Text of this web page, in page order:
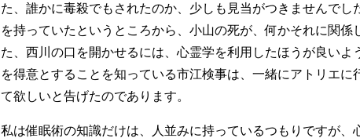
た、誰かに毒殺でもされたのか、少しも見当がつきませんでし
を持っていたというところから、小山の死が、何かそれに関係
た、西川の口を開かせるには、心霊学を利用したほうが良いよ
を得意とすることを知っている市江検事は、一緒にアトリエに
て欲しいと告げたのであります。
私は催眠術の知識だけは、人並みに持っているつもりですが、